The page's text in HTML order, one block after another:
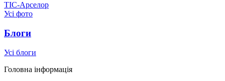
ТІС-Арселор
Усі фото
Блоги
Усі блоги
Головна інформація